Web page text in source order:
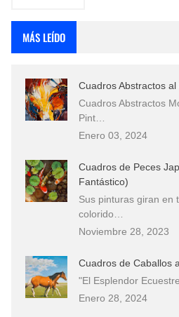
MÁS LEÍDO
Cuadros Abstractos al
Cuadros Abstractos
Pint…
Enero 03, 2024
Cuadros de Peces
Fantástico)
Sus pinturas giran en
colorido…
Noviembre 28, 2023
Cuadros de Caballos
"El Esplendor
Enero 28, 2024